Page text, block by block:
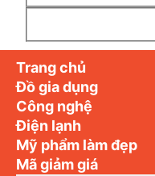
Trang chủ
Đồ gia dụng
Công nghệ
Điện lạnh
Mỹ phẩm làm đẹp
Mã giảm giá